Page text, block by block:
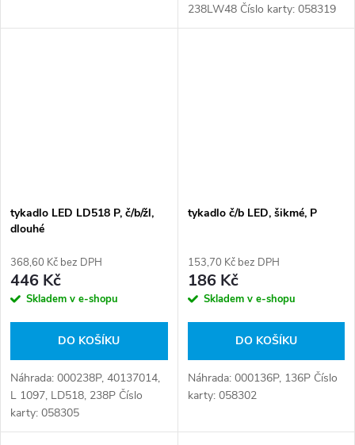
238LW48 Číslo karty: 058319
tykadlo LED LD518 P, č/b/žl,
dlouhé
368,60 Kč bez DPH
446 Kč
Skladem v e-shopu
DO KOŠÍKU
Náhrada: 000238P, 40137014,
L 1097, LD518, 238P Číslo
karty: 058305
tykadlo č/b LED, šikmé, P
153,70 Kč bez DPH
186 Kč
Skladem v e-shopu
DO KOŠÍKU
Náhrada: 000136P, 136P Číslo
karty: 058302